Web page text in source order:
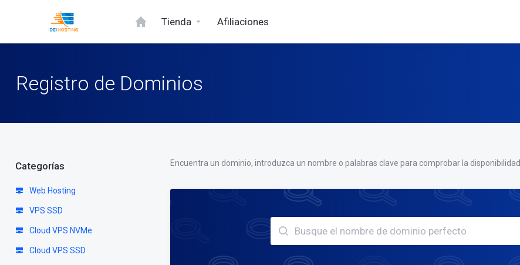
Tienda Afiliaciones
Registro de Dominios
Categorías
Web Hosting
VPS SSD
Cloud VPS NVMe
Cloud VPS SSD
Encuentra un dominio, introduzca un nombre o palabras clave para comprobar la disponibilidad.